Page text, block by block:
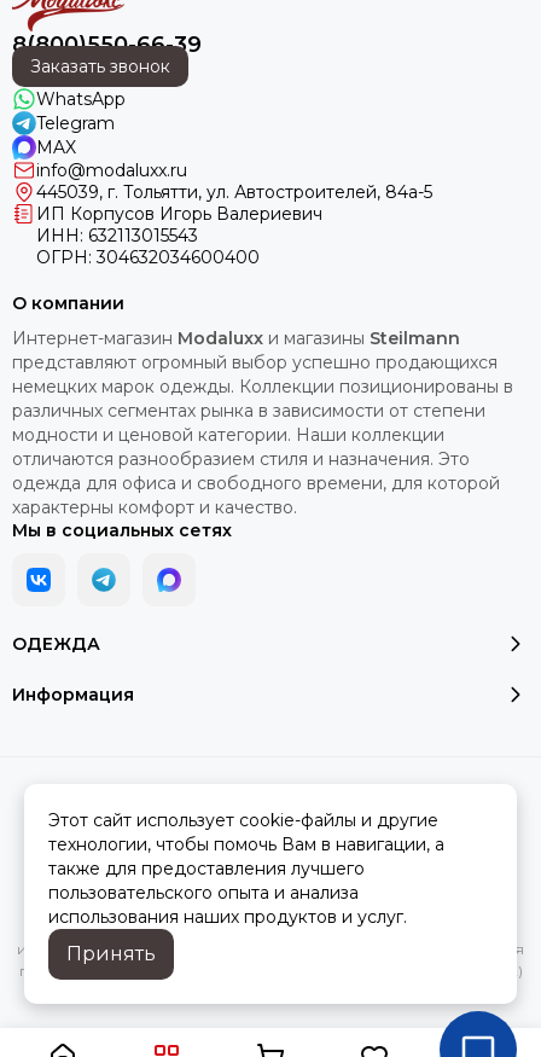
8(800)550-66-39
Заказать звонок
WhatsApp
Telegram
MAX
info@modaluxx.ru
445039, г. Тольятти, ул. Автостроителей, 84а-5
ИП Корпусов Игорь Валериевич
ИНН: 632113015543
ОГРН: 304632034600400
ОДЕЖДА
Информация
О компании
Интернет-магазин Modaluxx и магазины Steilmann
представляют огромный выбор успешно продающихся
немецких марок одежды. Коллекции позиционированы в
различных сегментах рынка в зависимости от степени
модности и ценовой категории. Наши коллекции
отличаются разнообразием стиля и назначения. Это
одежда для офиса и свободного времени, для которой
характерны комфорт и качество.
Мы в социальных сетях
Сделано вMOSK.STUDIOдля платформы InSales
характеристик, стоимости товаров и услуг, носит
информационный характер и ни при каких условиях не является
публичной офертой, определяемой положениями Статьи 437(2)
Этот сайт использует cookie-файлы и другие
технологии, чтобы помочь Вам в навигации, а
также для предоставления лучшего
пользовательского опыта и анализа
использования наших продуктов и услуг.
Принять